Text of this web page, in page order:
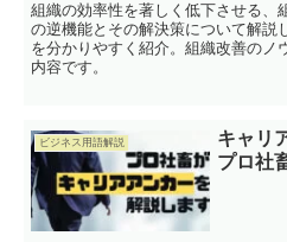
組織の効率性を著しく低下させる、
の逆機能とその解決策について解説
を分かりやすく紹介。組織改善のノ
内容です。
ビジネス用語解説
キャリ
プロ社